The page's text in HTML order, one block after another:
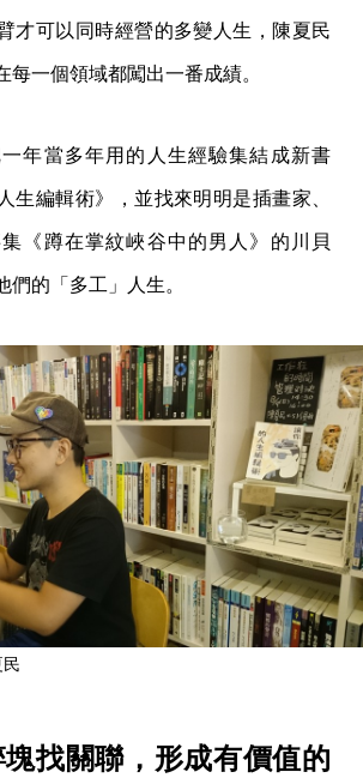
才可以同時經營的多變人生，陳夏民
每一個領域都闖出一番成績。
年當多年用的人生經驗集結成新書
生編輯術》，並找來明明是插畫家、
《蹲在掌紋峽谷中的男人》的川貝
們的「多工」人生。
找關聯，形成有價值的